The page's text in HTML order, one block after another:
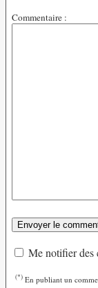
Commentaire :
Me notifier des
(*) En publiant un